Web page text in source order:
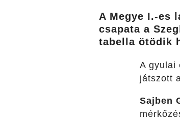
A Megye I.-es
csapata a
tabella ötödik
A gyulai
játszott
Sajben